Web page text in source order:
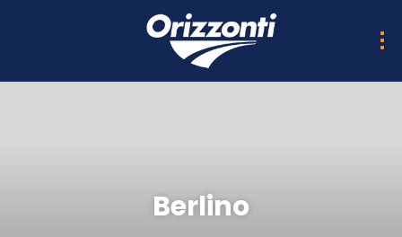
Berlino